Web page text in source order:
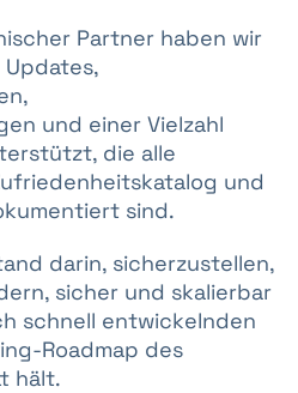
Partner haben wir
und einer Vielzahl
die alle
und
sind.
darin, sicherzustellen,
sicher und skalierbar
schnell entwickelnden
Roadmap des
hält.